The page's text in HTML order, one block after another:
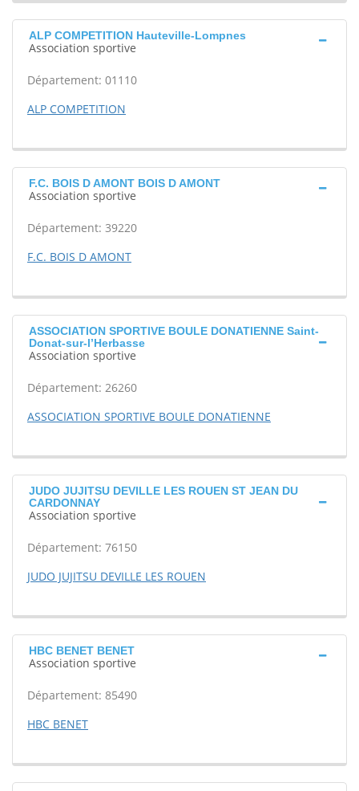
ALP COMPETITION Hauteville-Lompnes
Association sportive
Département: 01110
ALP COMPETITION
F.C. BOIS D AMONT BOIS D AMONT
Association sportive
Département: 39220
F.C. BOIS D AMONT
ASSOCIATION SPORTIVE BOULE DONATIENNE Saint-
Donat-sur-l’Herbasse
Association sportive
Département: 26260
ASSOCIATION SPORTIVE BOULE DONATIENNE
JUDO JUJITSU DEVILLE LES ROUEN ST JEAN DU
CARDONNAY
Association sportive
Département: 76150
JUDO JUJITSU DEVILLE LES ROUEN
HBC BENET BENET
Association sportive
Département: 85490
HBC BENET